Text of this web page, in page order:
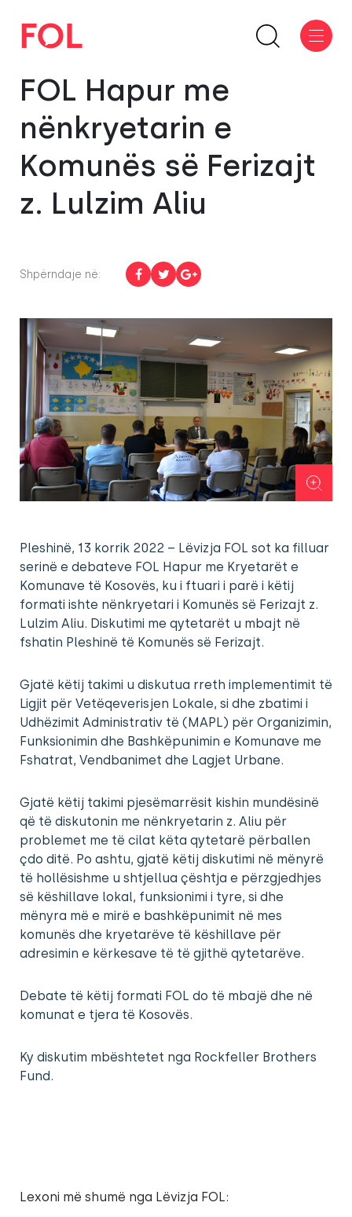
FOL Hapur me
nënkryetarin e
Komunës së Ferizajt
z. Lulzim Aliu
Shpërndaje në:
Pleshinë, 13 korrik 2022 – Lëvizja FOL sot ka filluar
serinë e debateve FOL Hapur me Kryetarët e
Komunave të Kosovës, ku i ftuari i parë i këtij
formati ishte nënkryetari i Komunës së Ferizajt z.
Lulzim Aliu. Diskutimi me qytetarët u mbajt në
fshatin Pleshinë të Komunës së Ferizajt.
Gjatë këtij takimi u diskutua rreth implementimit të
Ligjit për Vetëqeverisjen Lokale, si dhe zbatimi i
Udhëzimit Administrativ të (MAPL) për Organizimin,
Funksionimin dhe Bashkëpunimin e Komunave me
Fshatrat, Vendbanimet dhe Lagjet Urbane.
Gjatë këtij takimi pjesëmarrësit kishin mundësinë
që të diskutonin me nënkryetarin z. Aliu për
problemet me të cilat këta qytetarë përballen
çdo ditë. Po ashtu, gjatë këtij diskutimi në mënyrë
të hollësishme u shtjellua çështja e përzgjedhjes
së këshillave lokal, funksionimi i tyre, si dhe
mënyra më e mirë e bashkëpunimit në mes
komunës dhe kryetarëve të këshillave për
adresimin e kërkesave të të gjithë qytetarëve.
Debate të këtij formati FOL do të mbajë dhe në
komunat e tjera të Kosovës.
Ky diskutim mbështetet nga Rockfeller Brothers
Fund.
Lexoni më shumë nga Lëvizja FOL: